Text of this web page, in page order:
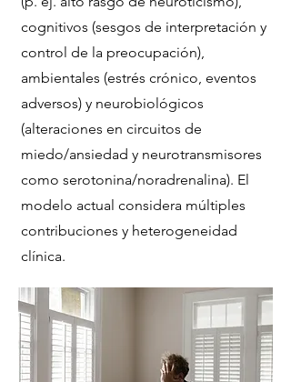
cognitivos (sesgos de interpretación y
control de la preocupación),
ambientales (estrés crónico, eventos
adversos) y neurobiológicos
(alteraciones en circuitos de
miedo/ansiedad y neurotransmisores
como serotonina/noradrenalina). El
modelo actual considera múltiples
contribuciones y heterogeneidad
clínica.